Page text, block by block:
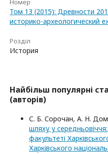
Том 13 (2015): Древности
историко-археологический
Розділ
История
Найбільш популярні
(авторів)
С. Б. Сорочан, А. Н.
шляху у
факультеті
Харківського